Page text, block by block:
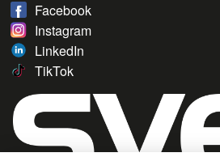
Facebook
Instagram
LinkedIn
TikTok